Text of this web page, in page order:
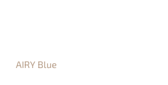
AIRY Blue